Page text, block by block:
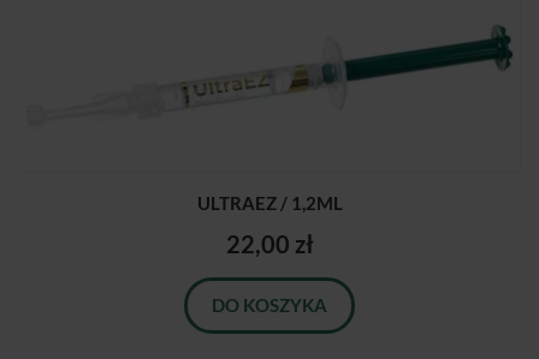
ULTRAEZ / 1,2ML
22,00 zł
DO KOSZYKA